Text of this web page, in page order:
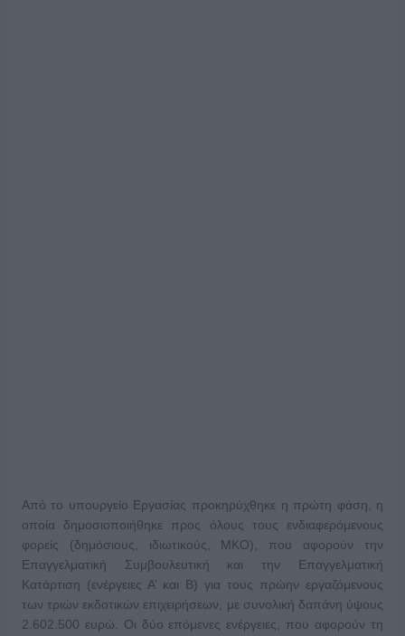
Από το υπουργείο Εργασίας προκηρύχθηκε η πρώτη φάση, η
οποία δημοσιοποιήθηκε προς όλους τους ενδιαφερόμενους
φορείς (δημόσιους, ιδιωτικούς, ΜΚΟ), που αφορούν την
Επαγγελματική Συμβουλευτική και την Επαγγελματική
Κατάρτιση (ενέργειες Α’ και Β) για τους πρώην εργαζόμενους
των τριών εκδοτικών επιχειρήσεων, με συνολική δαπάνη ύψους
2.602.500 ευρώ. Οι δύο επόμενες ενέργειες, που αφορούν τη